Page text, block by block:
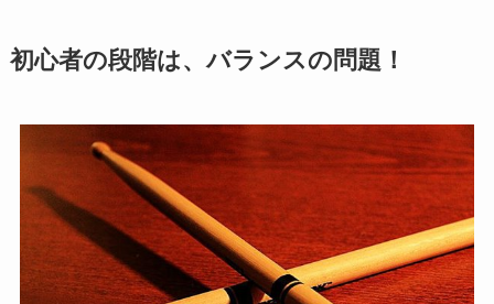
初心者の段階は、バランスの問題！